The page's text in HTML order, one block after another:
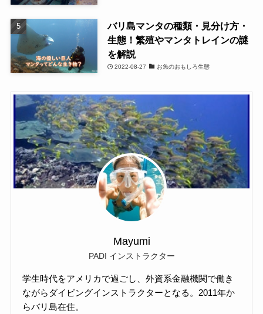
バリ島マンタの種類・見分け方・
生態！繁殖やマンタトレインの謎
を解説
2022-08-27 お魚のおもしろ生態
Mayumi
PADI インストラクター
学生時代をアメリカで過ごし、外資系金融機関で働き
ながらダイビングインストラクターとなる。2011年か
らバリ島在住。